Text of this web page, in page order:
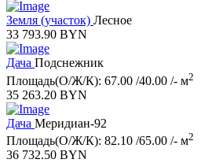
Земля (участок) Лесное
33 793.90 BYN
Дача Подснежник
Площадь(О/Ж/К): 67.00 /40.00 /- м2
35 263.20 BYN
Дача Меридиан-92
Площадь(О/Ж/К): 82.10 /65.00 /- м2
36 732.50 BYN